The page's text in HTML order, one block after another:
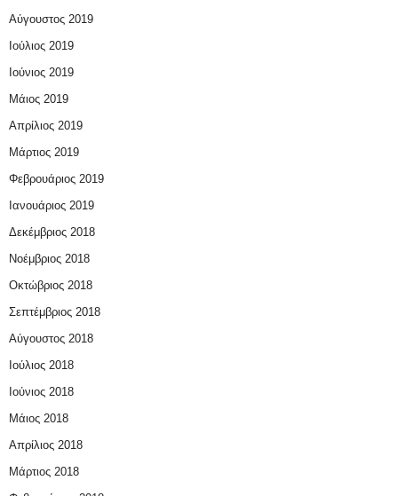
Αύγουστος 2019
Ιούλιος 2019
Ιούνιος 2019
Μάιος 2019
Απρίλιος 2019
Μάρτιος 2019
Φεβρουάριος 2019
Ιανουάριος 2019
Δεκέμβριος 2018
Νοέμβριος 2018
Οκτώβριος 2018
Σεπτέμβριος 2018
Αύγουστος 2018
Ιούλιος 2018
Ιούνιος 2018
Μάιος 2018
Απρίλιος 2018
Μάρτιος 2018